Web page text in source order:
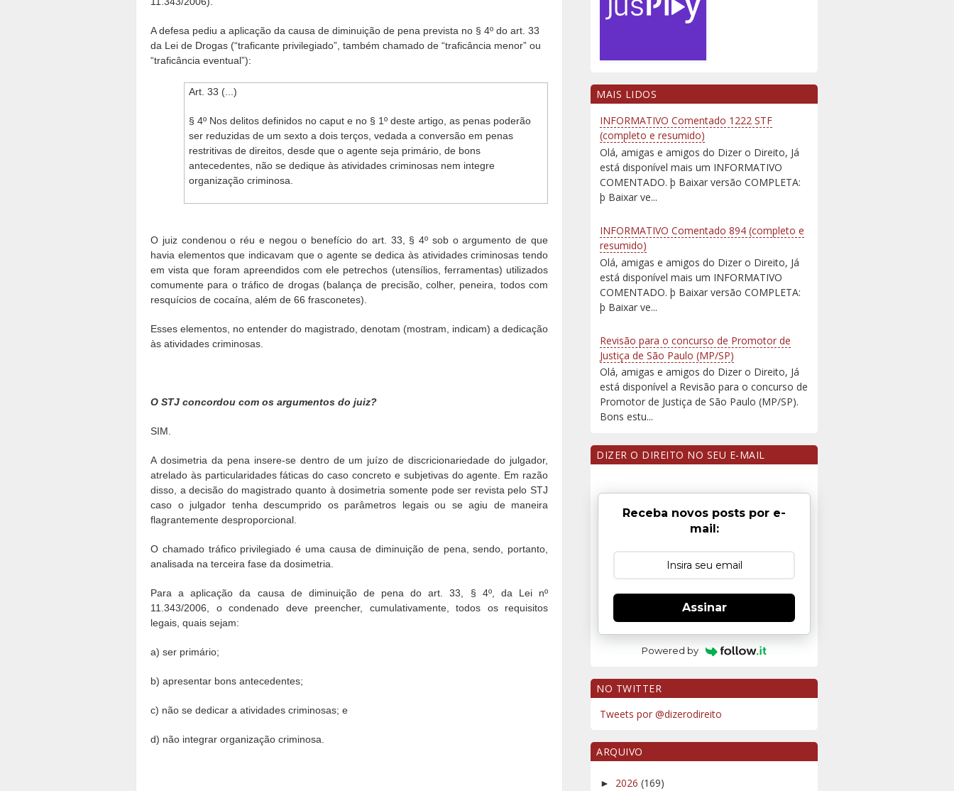
A defesa pediu a aplicação da causa de diminuição de pena prevista no § 4º do art. 33
da Lei de Drogas (“traficante privilegiado”, também chamado de “traficância menor” ou
“traficância eventual”):
Art. 33 (...)
§ 4º Nos delitos definidos no caput e no § 1º deste artigo, as penas poderão
ser reduzidas de um sexto a dois terços, vedada a conversão em penas
restritivas de direitos, desde que o agente seja primário, de bons
antecedentes, não se dedique às atividades criminosas nem integre
organização criminosa.
O juiz condenou o réu e negou o benefício do art. 33, § 4º sob o argumento de que
havia elementos que indicavam que o agente se dedica às atividades criminosas tendo
em vista que foram apreendidos com ele petrechos (utensílios, ferramentas) utilizados
comumente para o tráfico de drogas (balança de precisão, colher, peneira, todos com
resquícios de cocaína, além de 66 frasconetes).
Esses elementos, no entender do magistrado, denotam (mostram, indicam) a dedicação
às atividades criminosas.
O STJ concordou com os argumentos do juiz?
SIM.
A dosimetria da pena insere-se dentro de um juízo de discricionariedade do julgador,
atrelado às particularidades fáticas do caso concreto e subjetivas do agente. Em razão
disso, a decisão do magistrado quanto à dosimetria somente pode ser revista pelo STJ
caso o julgador tenha descumprido os parâmetros legais ou se agiu de maneira
flagrantemente desproporcional.
O chamado tráfico privilegiado é uma causa de diminuição de pena, sendo, portanto,
analisada na terceira fase da dosimetria.
Para a aplicação da causa de diminuição de pena do art. 33, § 4º, da Lei nº
11.343/2006, o condenado deve preencher, cumulativamente, todos os requisitos
legais, quais sejam:
a) ser primário;
b) apresentar bons antecedentes;
c) não se dedicar a atividades criminosas; e
d) não integrar organização criminosa.
MAIS LIDOS
INFORMATIVO Comentado 1222 STF
(completo e resumido)
Olá, amigas e amigos do Dizer o Direito, Já
está disponível mais um INFORMATIVO
COMENTADO. þ Baixar versão COMPLETA:
þ Baixar ve...
INFORMATIVO Comentado 894 (completo e
resumido)
Olá, amigas e amigos do Dizer o Direito, Já
está disponível mais um INFORMATIVO
COMENTADO. þ Baixar versão COMPLETA:
þ Baixar ve...
Revisão para o concurso de Promotor de
Justiça de São Paulo (MP/SP)
Olá, amigas e amigos do Dizer o Direito, Já
está disponível a Revisão para o concurso de
Promotor de Justiça de São Paulo (MP/SP).
Bons estu...
DIZER O DIREITO NO SEU E-MAIL
Receba novos posts por e-
mail:
Assinar
Powered by
NO TWITTER
Tweets por @dizerodireito
ARQUIVO
► 2026 (169)